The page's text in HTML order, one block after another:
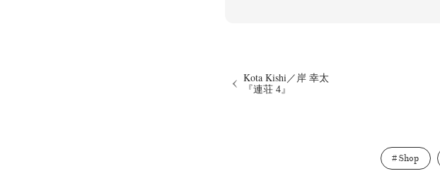
Kota Kishi／岸 幸太
『連荘 4』
Shop